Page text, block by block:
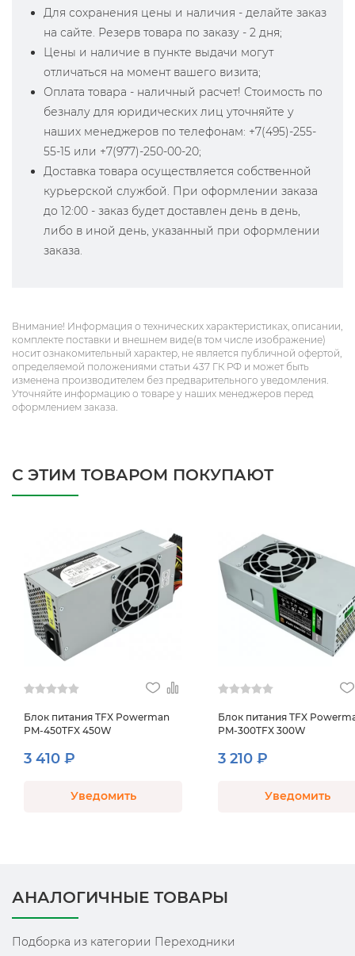
Для сохранения цены и наличия - делайте заказ
на сайте. Резерв товара по заказу - 2 дня;
Цены и наличие в пункте выдачи могут
отличаться на момент вашего визита;
Оплата товара - наличный расчет! Стоимость по
безналу для юридических лиц уточняйте у
наших менеджеров по телефонам: +7(495)-255-
55-15 или +7(977)-250-00-20;
Доставка товара осуществляется собственной
курьерской службой. При оформлении заказа
до 12:00 - заказ будет доставлен день в день,
либо в иной день, указанный при оформлении
заказа.
Внимание! Информация о технических характеристиках, описании,
комплекте поставки и внешнем виде(в том числе изображение)
носит ознакомительный характер, не является публичной офертой,
определяемой положениями статьи 437 ГК РФ и может быть
изменена производителем без предварительного уведомления.
Уточняйте информацию о товаре у наших менеджеров перед
оформлением заказа.
С ЭТИМ ТОВАРОМ ПОКУПАЮТ
Блок питания TFX Powerman
PM-450TFX 450W
3 410 ₽
Уведомить
Блок питания TFX
PM-300TFX 300W
3 210 ₽
Уведомить
АНАЛОГИЧНЫЕ ТОВАРЫ
Подборка из категории Переходники